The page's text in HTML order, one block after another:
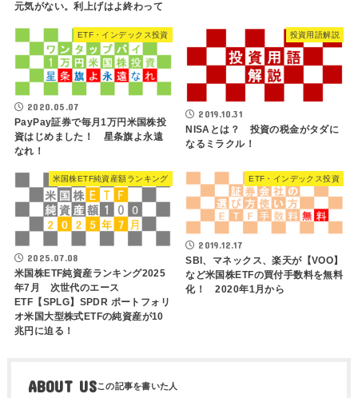
元気がない。利上げはよ終わって
ETF・インデックス投資
2020.05.07
PayPay証券で毎月1万円米国株投
資はじめました！ 星条旗よ永遠
なれ！
投資用語解説
2019.10.31
NISAとは？ 投資の税金がタダに
なるミラクル！
米国株ETF純資産額ランキング
2025.07.08
米国株ETF純資産ランキング2025
年7月 次世代のエース
ETF【SPLG】SPDR ポートフォリ
オ米国大型株式ETFの純資産が10
兆円に迫る！
ETF・インデックス投資
2019.12.17
SBI、マネックス、楽天が【VOO】
など米国株ETFの買付手数料を無料
化！ 2020年1月から
ABOUT US